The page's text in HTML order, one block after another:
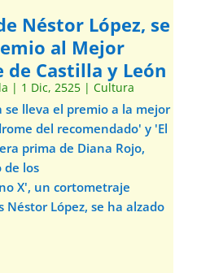
Néstor López, se
al Mejor
Castilla y León
| 1 Dic, 2525| Cultura
se lleva el premio a la mejor
del recomendado' y 'El
prima de Diana Rojo,
de los
X', un cortometraje
Néstor López, se ha alzado